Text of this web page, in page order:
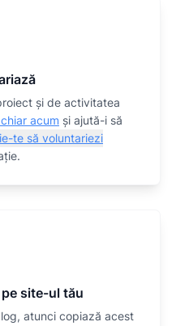
și de activitatea
acum și ajută-i să
te să voluntariezi
site-ul tău
atunci copiază acest